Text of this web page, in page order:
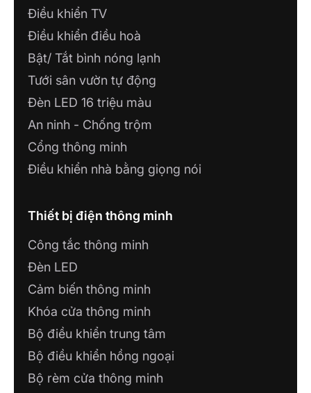
Điều khiển TV
Điều khiển điều hoà
Bật/ Tắt bình nóng lạnh
Tưới sân vườn tự động
Đèn LED 16 triệu màu
An ninh - Chống trộm
Cổng thông minh
Điều khiển nhà bằng giọng nói
Thiết bị điện thông minh
Công tắc thông minh
Đèn LED
Cảm biến thông minh
Khóa cửa thông minh
Bộ điều khiển trung tâm
Bộ điều khiển hồng ngoại
Bộ rèm cửa thông minh